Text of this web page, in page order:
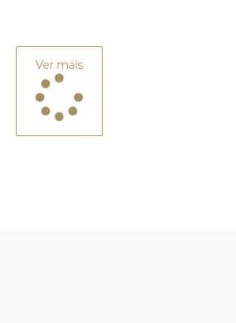
Ver mais